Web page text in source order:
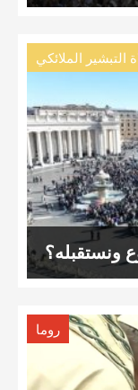
التبشير الملائكي
ونستقبله؟
روما